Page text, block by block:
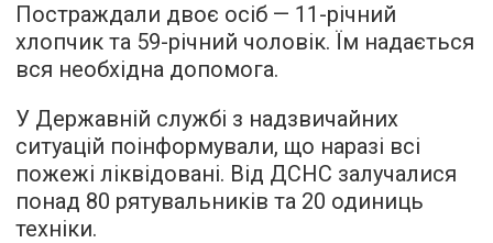
Постраждали двоє осіб — 11-річний
хлопчик та 59-річний чоловік. Їм надається
вся необхідна допомога.
У Державній службі з надзвичайних
ситуацій поінформували, що наразі всі
пожежі ліквідовані. Від ДСНС залучалися
понад 80 рятувальників та 20 одиниць
техніки.